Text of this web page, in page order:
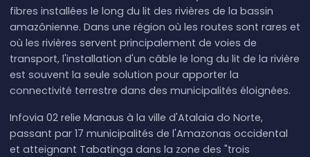
fibres installées le long du lit des rivières de la bassin
amazônienne. Dans une région où les routes sont rares et
où les rivières servent principalement de voies de
transport, l'installation d'un câble le long du lit de la rivière
est souvent la seule solution pour apporter la
connectivité terrestre dans des municipalités éloignées.
Infovia 02 relie Manaus à la ville d'Atalaia do Norte,
passant par 17 municipalités de l'Amazonas occidental
et atteignant Tabatinga dans la zone des "trois